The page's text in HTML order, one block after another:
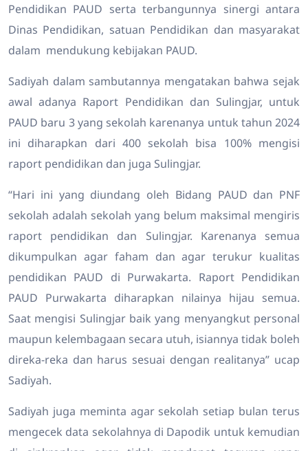
Pendidikan PAUD serta terbangunnya sinergi antara
Dinas Pendidikan, satuan Pendidikan dan masyarakat
dalam mendukung kebijakan PAUD.
Sadiyah dalam sambutannya mengatakan bahwa sejak
awal adanya Raport Pendidikan dan Sulingjar, untuk
PAUD baru 3 yang sekolah karenanya untuk tahun 2024
ini diharapkan dari 400 sekolah bisa 100% mengisi
raport pendidikan dan juga Sulingjar.
“Hari ini yang diundang oleh Bidang PAUD dan PNF
sekolah adalah sekolah yang belum maksimal mengiris
raport pendidikan dan Sulingjar. Karenanya semua
dikumpulkan agar faham dan agar terukur kualitas
pendidikan PAUD di Purwakarta. Raport Pendidikan
PAUD Purwakarta diharapkan nilainya hijau semua.
Saat mengisi Sulingjar baik yang menyangkut personal
maupun kelembagaan secara utuh, isiannya tidak boleh
direka-reka dan harus sesuai dengan realitanya” ucap
Sadiyah.
Sadiyah juga meminta agar sekolah setiap bulan terus
mengecek data sekolahnya di Dapodik untuk kemudian